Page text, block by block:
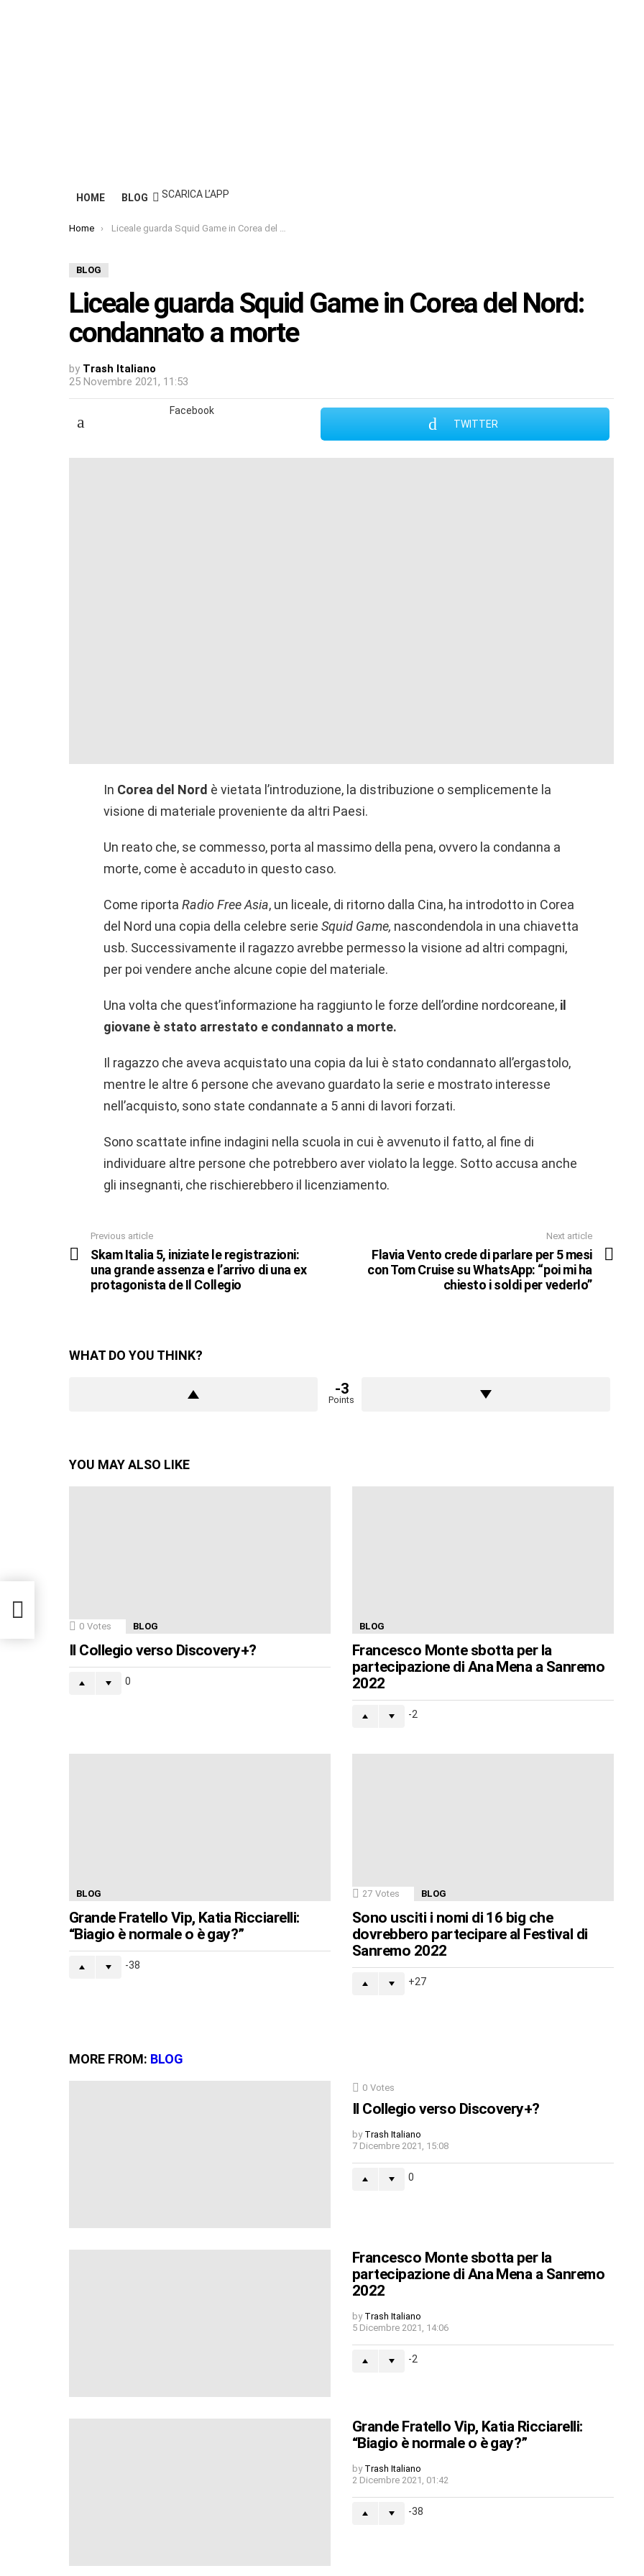
HOME BLOG SCARICA L’APP
You are here:
Home Liceale guarda Squid Game in Corea del Nord: condannato a morte
BLOG
Liceale guarda Squid Game in Corea del Nord:
condannato a morte
by Trash Italiano
25 Novembre 2021, 11:53
Facebook
TWITTER
In Corea del Nord è vietata l’introduzione, la distribuzione o semplicemente la
visione di materiale proveniente da altri Paesi.
Un reato che, se commesso, porta al massimo della pena, ovvero la condanna a
morte, come è accaduto in questo caso.
Come riporta Radio Free Asia, un liceale, di ritorno dalla Cina, ha introdotto in Corea
del Nord una copia della celebre serie Squid Game, nascondendola in una chiavetta
usb. Successivamente il ragazzo avrebbe permesso la visione ad altri compagni,
per poi vendere anche alcune copie del materiale.
Una volta che quest’informazione ha raggiunto le forze dell’ordine nordcoreane, il
giovane è stato arrestato e condannato a morte.
Il ragazzo che aveva acquistato una copia da lui è stato condannato all’ergastolo,
mentre le altre 6 persone che avevano guardato la serie e mostrato interesse
nell’acquisto, sono state condannate a 5 anni di lavori forzati.
Sono scattate infine indagini nella scuola in cui è avvenuto il fatto, al fine di
individuare altre persone che potrebbero aver violato la legge. Sotto accusa anche
gli insegnanti, che rischierebbero il licenziamento.
more
Previous article
Skam Italia 5, iniziate le registrazioni:
una grande assenza e l’arrivo di una ex
protagonista de Il Collegio
Next article
Flavia Vento crede di parlare per 5 mesi
con Tom Cruise su WhatsApp: “poi mi ha
chiesto i soldi per vederlo”
WHAT DO YOU THINK?
-3
Points
YOU MAY ALSO LIKE
0 Votes BLOG
Il Collegio verso Discovery+?
0
BLOG
Francesco Monte sbotta per la
partecipazione di Ana Mena a Sanremo
2022
-2
BLOG
Grande Fratello Vip, Katia Ricciarelli:
“Biagio è normale o è gay?”
-38
27 Votes BLOG
Sono usciti i nomi di 16 big che
dovrebbero partecipare al Festival di
Sanremo 2022
27
MORE FROM: BLOG
0 Votes
Il Collegio verso Discovery+?
by Trash Italiano
7 Dicembre 2021, 15:08
0
Francesco Monte sbotta per la
partecipazione di Ana Mena a Sanremo
2022
by Trash Italiano
5 Dicembre 2021, 14:06
-2
Grande Fratello Vip, Katia Ricciarelli:
“Biagio è normale o è gay?”
by Trash Italiano
2 Dicembre 2021, 01:42
-38